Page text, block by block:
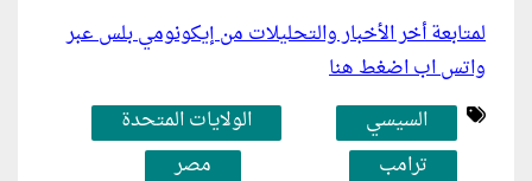
لمتابعة أخر الأخبار والتحليلات من إيكونومي بلس عبر
واتس اب اضغط هنا
السيسي
الولايات المتحدة
ترامب
مصر